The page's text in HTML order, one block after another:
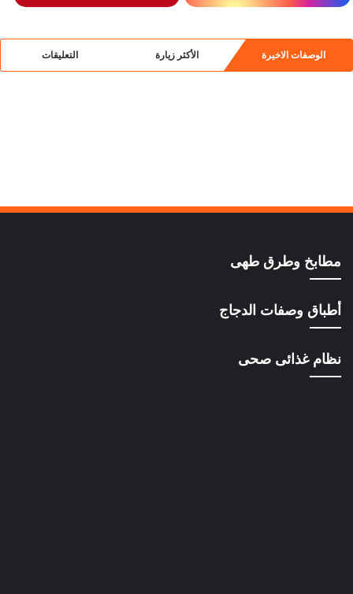
الوصفات الاخيرة الأكثر زيارة التعليقات
مطابخ وطرق طهى
أطباق وصفات الدجاج
نظام غذائى صحى